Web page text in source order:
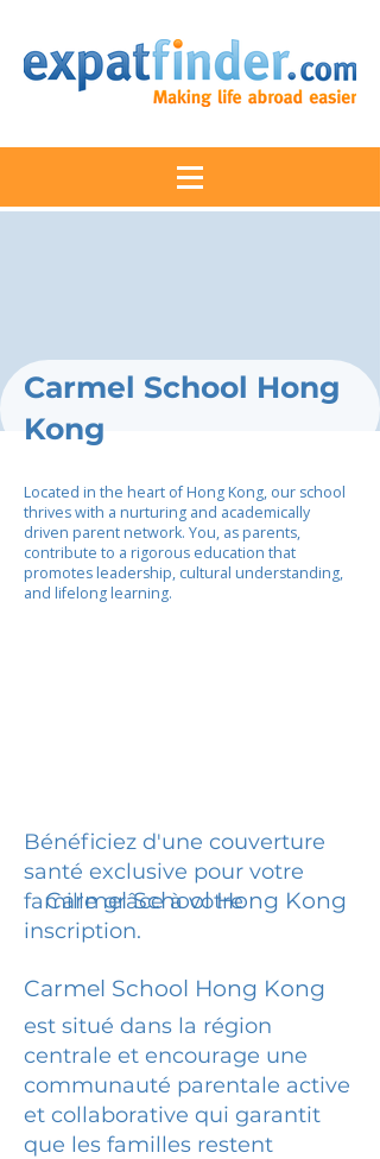
Carmel School Hong
Kong
Located in the heart of Hong Kong, our school
thrives with a nurturing and academically
driven parent network. You, as parents,
contribute to a rigorous education that
promotes leadership, cultural understanding,
and lifelong learning.
Bénéficiez d'une couverture
santé exclusive pour votre
famille grâce à votre
inscription.
Carmel School Hong Kong
Carmel School Hong Kong
est situé dans la région
centrale et encourage une
communauté parentale active
et collaborative qui garantit
que les familles restent